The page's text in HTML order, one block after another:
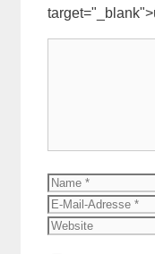
Name